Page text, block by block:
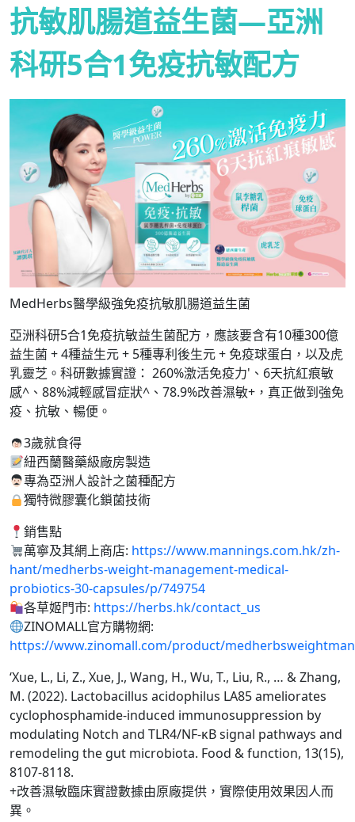
抗敏肌腸道益生菌—亞洲
科研5合1免疫抗敏配方
MedHerbs醫學級強免疫抗敏肌腸道益生菌
亞洲科研5合1免疫抗敏益生菌配方，應該要含有10種300億
益生菌 + 4種益生元 + 5種專利後生元 + 免疫球蛋白，以及虎
乳靈芝。科研數據實證： 260%激活免疫力'、6天抗紅痕敏
感^、88%減輕感冒症狀^、78.9%改善濕敏+，真正做到強免
疫、抗敏、暢便。
3歲就食得
紐西蘭醫藥級廠房製造
專為亞洲人設計之菌種配方
獨特微膠囊化鎖菌技術
銷售點
萬寧及其網上商店: https://www.mannings.com.hk/zh-
hant/medherbs-weight-management-medical-
probiotics-30-capsules/p/749754
各草姬門市: https://herbs.hk/contact_us
ZINOMALL官方購物網:
https://www.zinomall.com/product/
‘Xue, L., Li, Z., Xue, J., Wang, H., Wu, T., Liu, R., … & Zhang,
M. (2022). Lactobacillus acidophilus LA85 ameliorates
cyclophosphamide-induced immunosuppression by
modulating Notch and TLR4/NF-κB signal pathways and
remodeling the gut microbiota. Food & function, 13(15),
8107-8118.
+改善濕敏臨床實證數據由原廠提供，實際使用效果因人而
異。